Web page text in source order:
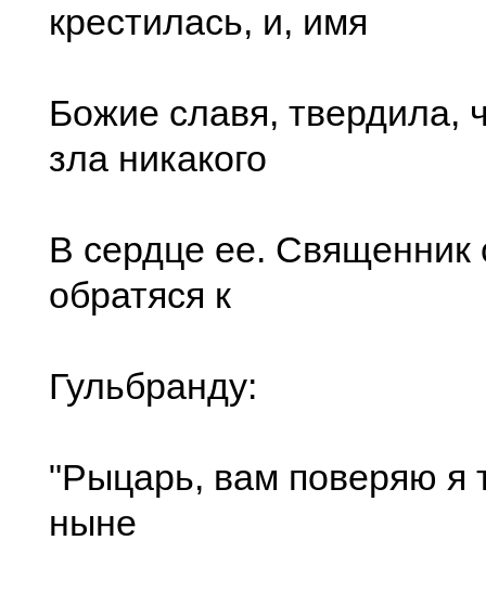
крестилась, и, имя
Божие славя, твердила,
зла никакого
В сердце ее. Священник
обратяся к
Гульбранду:
"Рыцарь, вам поверяю я
ныне